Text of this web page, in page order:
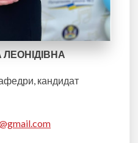
кандидат